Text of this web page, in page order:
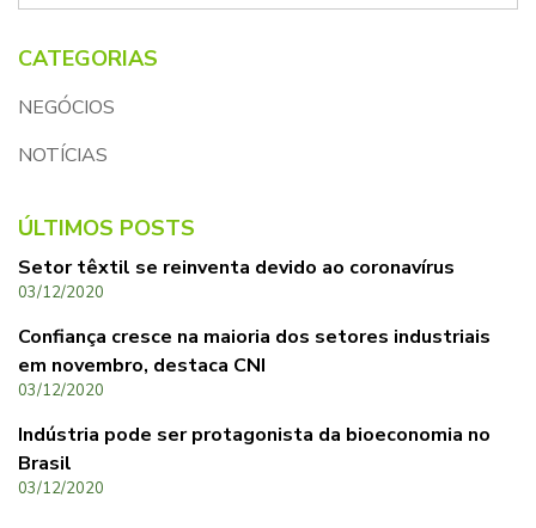
CATEGORIAS
NEGÓCIOS
NOTÍCIAS
ÚLTIMOS POSTS
Setor têxtil se reinventa devido ao coronavírus
03/12/2020
Confiança cresce na maioria dos setores industriais
em novembro, destaca CNI
03/12/2020
Indústria pode ser protagonista da bioeconomia no
Brasil
03/12/2020